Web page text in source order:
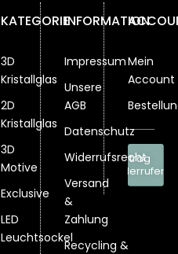
KATEGORIE
3D
Kristallglas
2D
Kristallglas
3D
Motive
Exclusive
LED
Leuchtsockel
INFORMATION
Impressum
Unsere
AGB
Datenschutz
Widerrufsrecht
Versand
&
Zahlung
Recycling &
Mein
Account
Vertrag
widerrufen